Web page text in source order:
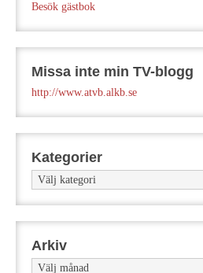
Besök gästbok
Missa inte min TV-blogg
http://www.atvb.alkb.se
Kategorier
Kategorier
Arkiv
Arkiv